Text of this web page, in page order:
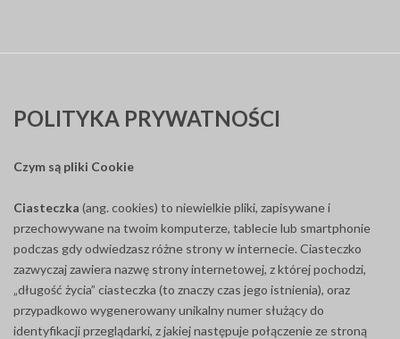
POLITYKA PRYWATNOŚCI
Czym są pliki Cookie
Ciasteczka (ang. cookies) to niewielkie pliki, zapisywane i
przechowywane na twoim komputerze, tablecie lub smartphonie
podczas gdy odwiedzasz różne strony w internecie. Ciasteczko
zazwyczaj zawiera nazwę strony internetowej, z której pochodzi,
„długość życia” ciasteczka (to znaczy czas jego istnienia), oraz
przypadkowo wygenerowany unikalny numer służący do
identyfikacji przeglądarki, z jakiej następuje połączenie ze stroną